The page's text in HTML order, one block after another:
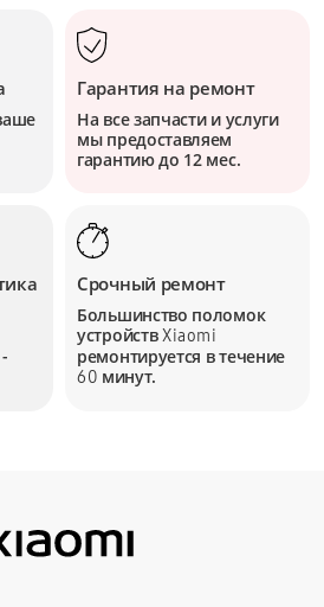
Гарантия на ремонт
На все запчасти и услуги
мы предоставляем
гарантию до 12 мес.
Срочный ремонт
Большинство поломок
устройствXiaomi
ремонтируется в течение
60 минут.